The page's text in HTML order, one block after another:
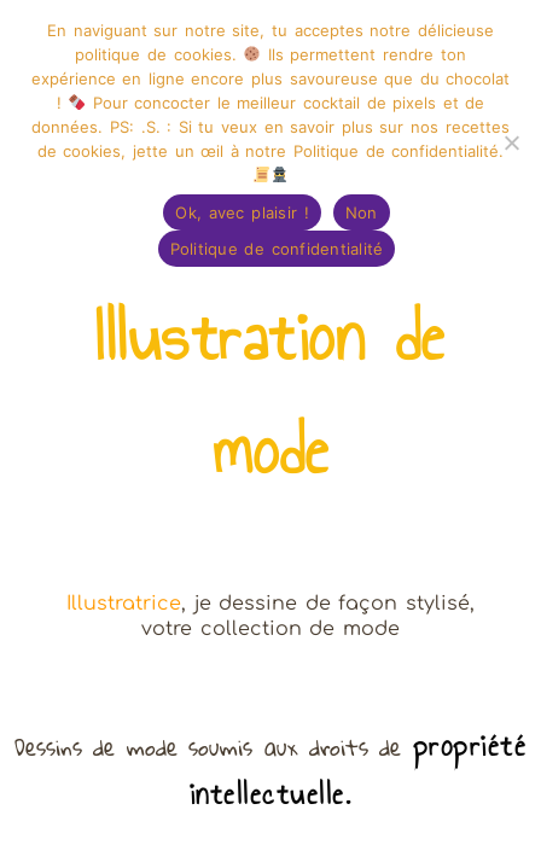
GRAPHISME ILLUSTRATION
CAPUCINE DESSINE
Menu
Illustration de
mode
Illustratrice, je dessine de façon stylisé,
votre collection de mode
Dessins de mode soumis aux droits de propriété
intellectuelle.
En naviguant sur notre site, tu acceptes notre délicieuse
politique de cookies.
Ils permettent rendre ton
expérience en ligne encore plus savoureuse que du chocolat
!
Pour concocter le meilleur cocktail de pixels et de
données. PS: .S. : Si tu veux en savoir plus sur nos recettes
de cookies, jette un œil à notre Politique de confidentialité.
Ok, avec plaisir !
Non
Politique de confidentialité